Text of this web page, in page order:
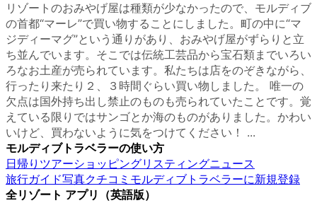
リゾートのおみやげ屋は種類が少なかったので、モルディブ
の首都“マーレ”で買い物することにしました。町の中に“マ
ジディーマグ”という通りがあり、おみやげ屋がずらりと立
ち並んでいます。そこでは伝統工芸品から宝石類までいろい
ろなお土産が売られています。私たちは店をのぞきながら、
行ったり来たり２、３時間ぐらい買い物しました。 唯一の
欠点は国外持ち出し禁止のものも売られていたことです。覚
えている限りではサンゴとか海のものがありました。かわい
いけど、買わないように気をつけてください！ ...
モルディブトラベラーの使い方
日帰りツアーショッピングリスティングニュース
旅行ガイド写真クチコミ モルディブトラベラーに新規登録
全リゾート アプリ（英語版）